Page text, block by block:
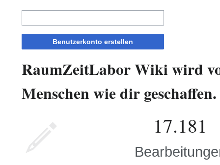
Benutzerkonto erstellen
RaumZeitLabor Wiki wird
Menschen wie dir geschaffen.
17.181